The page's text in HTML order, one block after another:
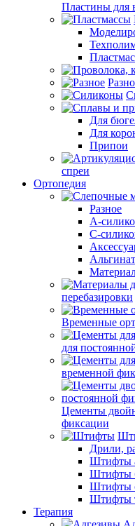
Пластины для
Для
Для
Припои
спреи
Ортопедия
Разное
А-
С-
перебазировки
Временные
для
временной
Цементы
фиксации
Дрили,
Штифты
Штифты
Штифты
Штифты
Терапия